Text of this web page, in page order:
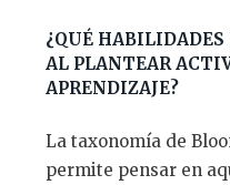
¿QUÉHABILIDADES
AL PLANTEAR
APRENDIZAJE?
La taxonomía de
permite pensar en